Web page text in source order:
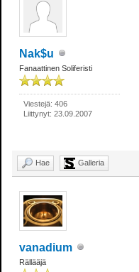
Nak$u
Fanaattinen Soliferisti
Viestejä: 406
Liittynyt: 23.09.2007
Hae Galleria
vanadium
Rällääjä